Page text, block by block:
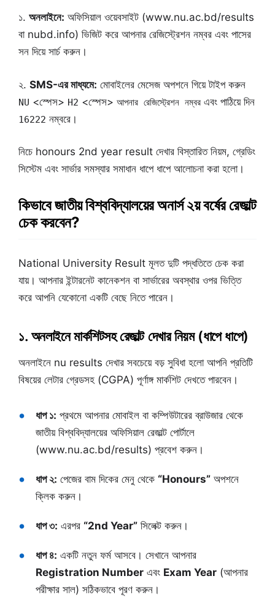
১. অনলাইনে: অফিসিয়াল ওয়েবসাইট (www.nu.ac.bd/results
বা nubd.info) ভিজিট করে আপনার রেজিস্ট্রেশন নম্বর এবং পাসের
সন দিয়ে সার্চ করুন।
২. SMS-এর মাধ্যমে: মোবাইলের মেসেজ অপশনে গিয়ে টাইপ করুন
NU <স্পেস> H2 <স্পেস> আপনার রেজিস্ট্রেশন নম্বর এবং পাঠিয়ে দিন
16222 নম্বরে।
নিচে honours 2nd year result দেখার বিস্তারিত নিয়ম, গ্রেডিং
সিস্টেম এবং সার্ভার সমস্যার সমাধান ধাপে ধাপে আলোচনা করা হলো।
কিভাবে জাতীয় বিশ্ববিদ্যালয়ের অনার্স ২য় বর্ষের রেজাল্ট
চেক করবেন?
National University Result মূলত দুটি পদ্ধতিতে চেক করা
যায়। আপনার ইন্টারনেট কানেকশন বা সার্ভারের অবস্থার ওপর ভিত্তি
করে আপনি যেকোনো একটি বেছে নিতে পারেন।
১. অনলাইনে মার্কশিটসহ রেজাল্ট দেখার নিয়ম (ধাপে ধাপে)
অনলাইনে nu results দেখার সবচেয়ে বড় সুবিধা হলো আপনি প্রতিটি
বিষয়ের লেটার গ্রেডসহ (CGPA) পূর্ণাঙ্গ মার্কশিট দেখতে পারবেন।
ধাপ ১: প্রথমে আপনার মোবাইল বা কম্পিউটারের ব্রাউজার থেকে
জাতীয় বিশ্ববিদ্যালয়ের অফিসিয়াল রেজাল্ট পোর্টালে
(www.nu.ac.bd/results) প্রবেশ করুন।
ধাপ ২: পেজের বাম দিকের মেনু থেকে “Honours” অপশনে
ক্লিক করুন।
ধাপ ৩: এরপর “2nd Year” সিলেক্ট করুন।
ধাপ ৪: একটি নতুন ফর্ম আসবে। সেখানে আপনার
Registration Number এবং Exam Year (আপনার
পরীক্ষার সাল) সঠিকভাবে পূরণ করুন।